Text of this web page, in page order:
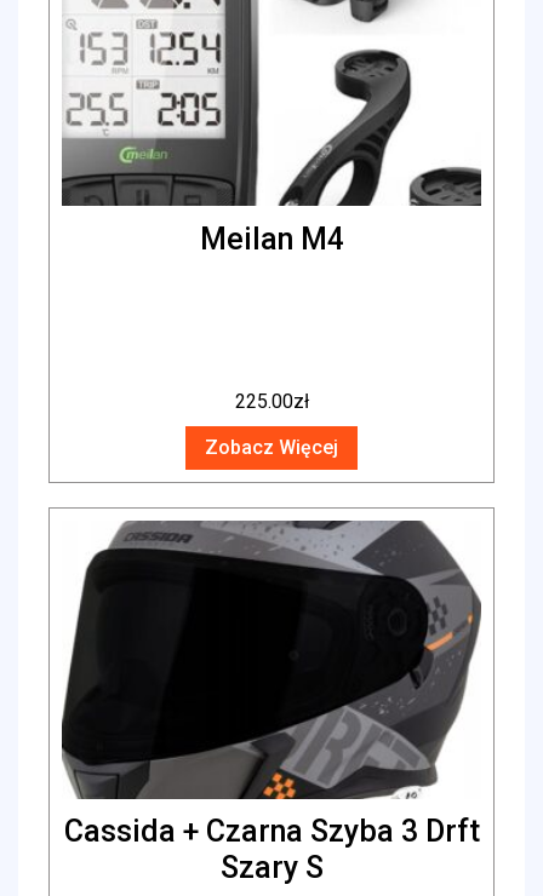
Meilan M4
225.00zł
Zobacz Więcej
Cassida + Czarna Szyba 3 Drft
Szary S